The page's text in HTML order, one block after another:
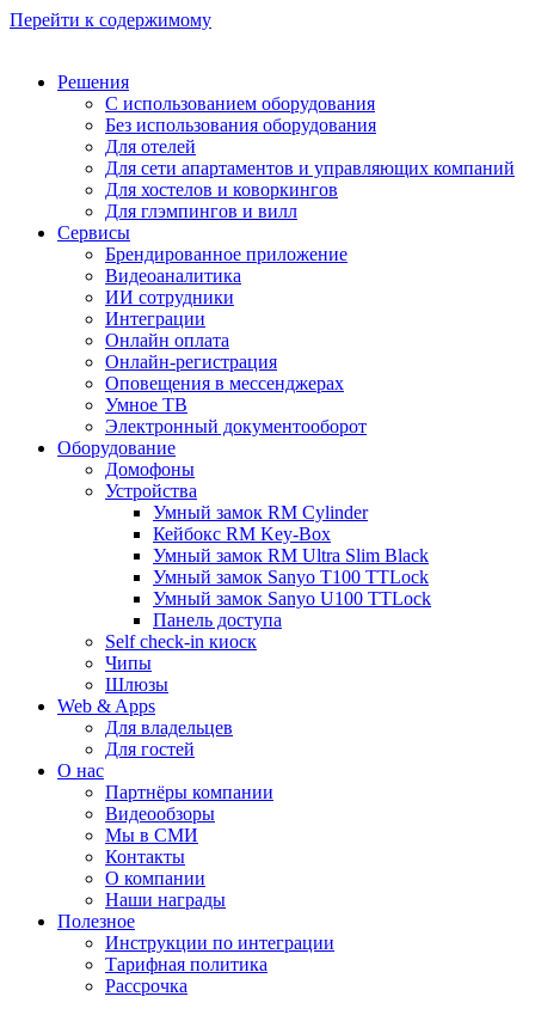
Перейти к содержимому
Решения
С использованием оборудования
Без использования оборудования
Для отелей
Для сети апартаментов и управляющих компаний
Для хостелов и коворкингов
Для глэмпингов и вилл
Сервисы
Брендированное приложение
Видеоаналитика
ИИ сотрудники
Интеграции​​​​​​​
Онлайн оплата
Онлайн-регистрация
Оповещения в мессенджерах
Умное ТВ
Электронный документооборот
Оборудование
Домофоны
Устройства
Умный замок RM Cylinder
Кейбокс RM Key-Box
Умный замок RM Ultra Slim Black
Умный замок Sanyo T100 TTLock
Умный замок Sanyo U100 TTLock
Панель доступа
Self check-in киоск
Чипы
Шлюзы
Web & Apps
Для владельцев
Для гостей
О нас
Партнёры компании
Видеообзоры
Мы в СМИ
Контакты
О компании
Наши награды
Полезное
Инструкции по интеграции
Тарифная политика
Рассрочка